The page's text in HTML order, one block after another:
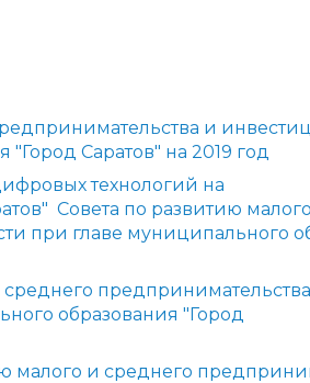
и
Саратов" на 2019 год
технологий на
Совета по развитию
при главе муниципального
образования "Город
малого и среднего